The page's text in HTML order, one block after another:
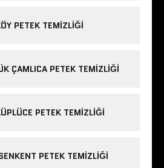
PETEK TEMIZLIĞI
ÇAMLICA PETEK TEMIZLIĞI
PETEK TEMIZLIĞI
PETEK TEMIZLIĞI